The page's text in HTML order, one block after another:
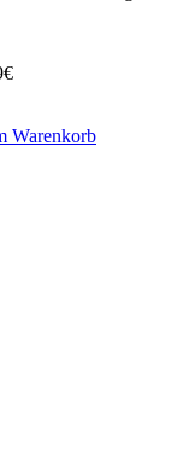
Warenkorb